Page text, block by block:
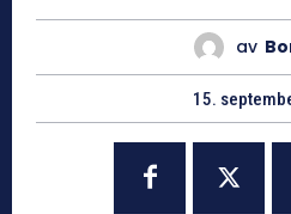
av
15.